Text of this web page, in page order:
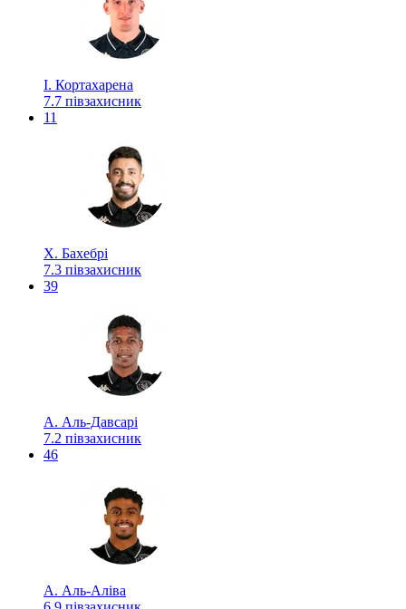
І. Кортахарена
7.7 півзахисник
11
Х. Бахебрі
7.3 півзахисник
39
А. Аль-Давсарі
7.2 півзахисник
46
А. Аль-Аліва